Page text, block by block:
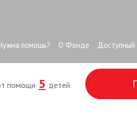
помощь? О Фонде Доступный
помощи 5 детей